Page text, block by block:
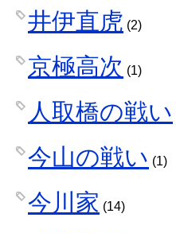
井伊直虎 (2)
京極高次 (1)
人取橋の戦い
今山の戦い (1)
今川家 (14)